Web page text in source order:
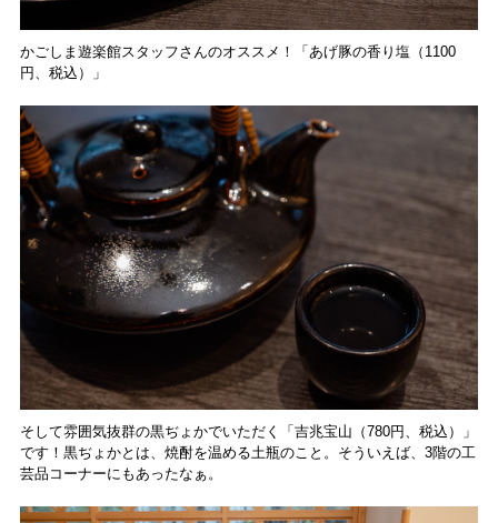
かごしま遊楽館スタッフさんのオススメ！「あげ豚の香り塩（1100
円、税込）」
そして雰囲気抜群の黒ぢょかでいただく「吉兆宝山（780円、税込）」
です！黒ぢょかとは、焼酎を温める土瓶のこと。そういえば、3階の工
芸品コーナーにもあったなぁ。